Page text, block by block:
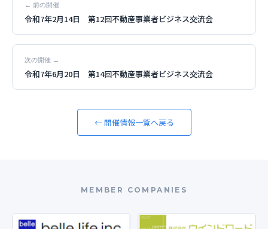
← 前の開催
令和7年2月14日 第12回不動産事業者ビジネス交流会
次の開催 →
令和7年6月20日 第14回不動産事業者ビジネス交流会
← 開催情報一覧へ戻る
MEMBER COMPANIES